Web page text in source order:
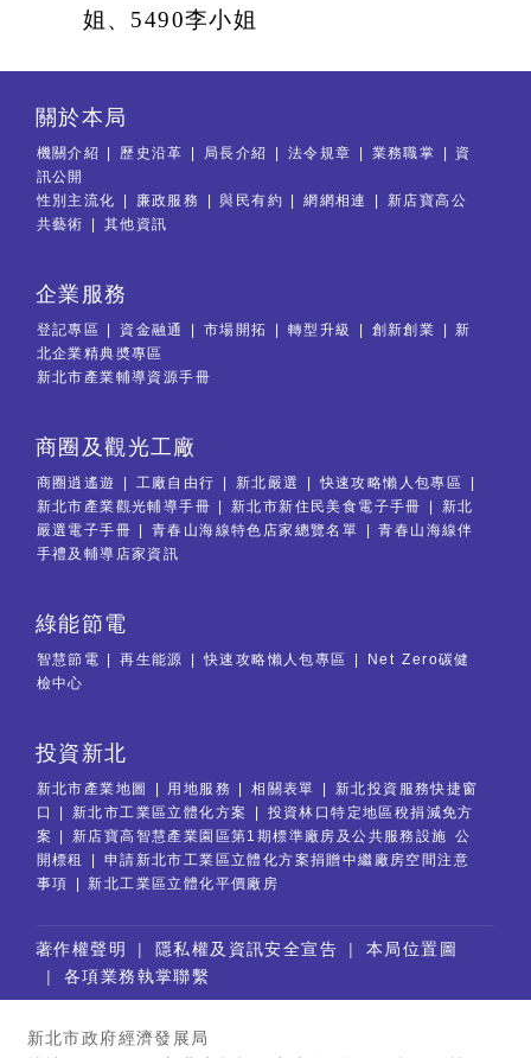
姐、5490李小姐
關於本局
機關介紹 歷史沿革 局長介紹 法令規章 業務職掌
資
訊公開
性別主流化
廉政服務 與民有約 網網相連
新店寶高公
共藝術
其他資訊
企業服務
登記專區 資金融通 市場開拓 轉型升級 創新創業
新
北企業精典奬專區
新北市產業輔導資源手冊
商圈及觀光工廠
商圈逍遙遊 工廠自由行 新北嚴選
快速攻略懶人包專區
新北市產業觀光輔導手冊
新北市新住民美食電子手冊
新北
嚴選電子手冊
青春山海線特色店家總覽名單
青春山海線伴
手禮及輔導店家資訊
綠能節電
智慧節電 再生能源 快速攻略懶人包專區
Net Zero碳健
檢中心
投資新北
新北市產業地圖 用地服務 相關表單
新北投資服務快捷窗
口
新北市工業區立體化方案
投資林口特定地區稅捐減免方
案
新店寶高智慧產業園區第1期標準廠房及公共服務設施 公
開標租
申請新北市工業區立體化方案捐贈中繼廠房空間注意
事項
新北工業區立體化平價廠房
:::
著作權聲明 隱私權及資訊安全宣告
本局位置圖
各項業務執掌聯繫
新北市政府經濟發展局